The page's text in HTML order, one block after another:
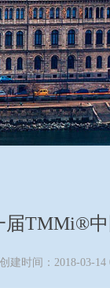
届TMMi®
创建时间： 2018-03-14